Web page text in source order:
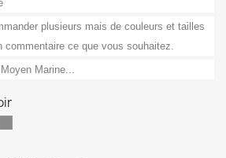
plusieurs mais de couleurs et tailles
commentaire ce que vous souhaitez.
Marine...